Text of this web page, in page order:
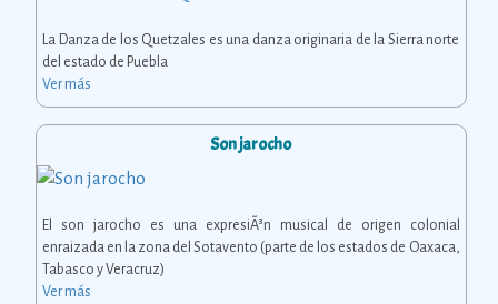
La Danza de los Quetzales es una danza originaria de la Sierra norte
del estado de Puebla
Ver más
Son jarocho
El son jarocho es una expresiÃ³n musical de origen colonial
enraizada en la zona del Sotavento (parte de los estados de Oaxaca,
Tabasco y Veracruz)
Ver más